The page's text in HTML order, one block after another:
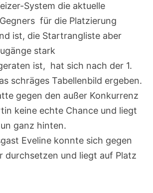
System die aktuelle
für die Platzierung
ist, die Startrangliste aber
stark
ist, hat sich nach der 1.
schräges Tabellenbild ergeben.
gegen den außer Konkurrenz
keine echte Chance und liegt
ganz hinten.
Eveline konnte sich gegen
durchsetzen und liegt auf Platz